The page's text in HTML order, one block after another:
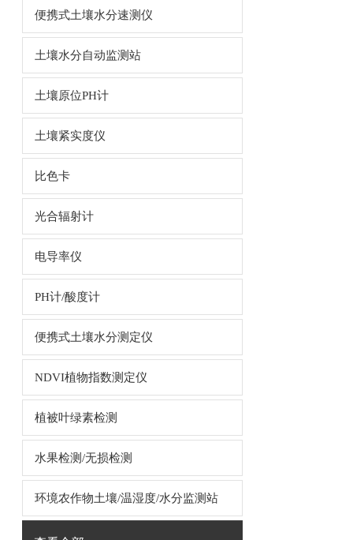
便携式土壤水分速测仪
土壤水分自动监测站
土壤原位PH计
土壤紧实度仪
比色卡
光合辐射计
电导率仪
PH计/酸度计
便携式土壤水分测定仪
NDVI植物指数测定仪
植被叶绿素检测
水果检测/无损检测
环境农作物土壤/温湿度/水分监测站